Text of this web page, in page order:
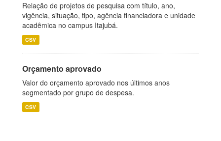
Relação de projetos de pesquisa com título, ano,
vigência, situação, tipo, agência financiadora e unidade
acadêmica no campus Itajubá.
CSV
Orçamento aprovado
Valor do orçamento aprovado nos últimos anos
segmentado por grupo de despesa.
CSV